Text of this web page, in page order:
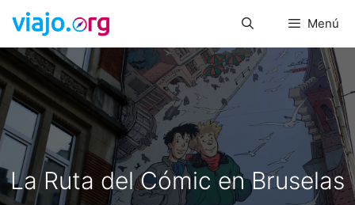
Saltar
contenido
Menú
La Ruta del Cómic en Bruselas